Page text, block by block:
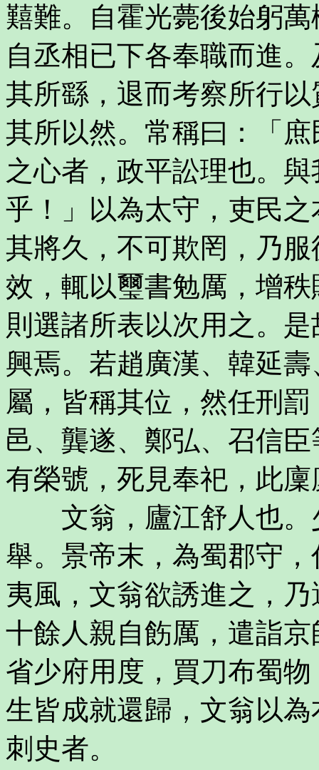
囏難。自霍光薨後始躬
自丞相已下各奉職而進
其所繇，退而考察所行
其所以然。常稱曰：「
之心者，政平訟理也。
乎！」以為太守，吏民
其將久，不可欺罔，乃
效，輒以璽書勉厲，增
則選諸所表以次用之。
興焉。若趙廣漢、韓延
屬，皆稱其位，然任刑
邑、龔遂、鄭弘、召信
有榮號，死見奉祀，此
文翁，廬江舒人也。
舉。景帝末，為蜀郡守
夷風，文翁欲誘進之，
十餘人親自飭厲，遣詣
省少府用度，買刀布蜀
生皆成就還歸，文翁以
刺史者。